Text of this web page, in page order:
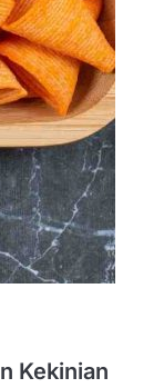
Kekinian